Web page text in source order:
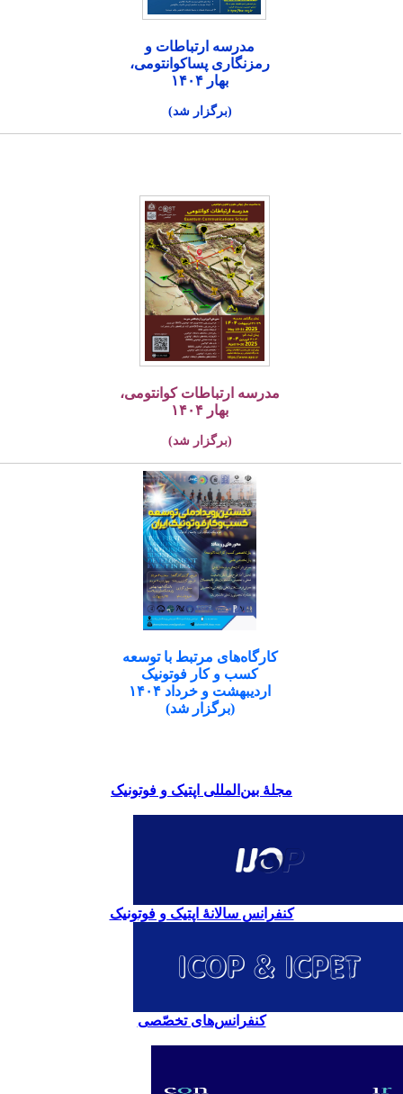
مدرسه ارتباطات و
رمزنگاری پساکوانتومی،
بهار ۱۴۰۴
(برگزار شد)
مدرسه ارتباطات کوانتومی،
بهار ۱۴۰۴
(برگزار شد)
کارگاه‌های مرتبط با توسعه
کسب و کار فوتونیک
اردیبهشت و خرداد ۱۴۰۴
(برگزار شد)
مجلۀ بین‌المللی اپتیک و فوتونیک
کنفرانس سالانۀ اپتیک و فوتونیک
کنفرانس‌های تخصّصی